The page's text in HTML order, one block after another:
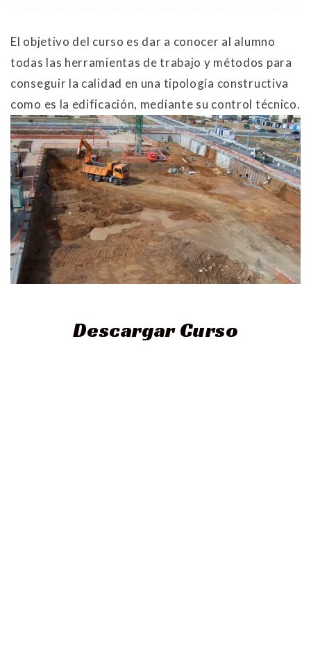
El objetivo del curso es dar a conocer al alumno
todas las herramientas de trabajo y métodos para
conseguir la calidad en una tipología constructiva
como es la edificación, mediante su control técnico.
Descargar Curso